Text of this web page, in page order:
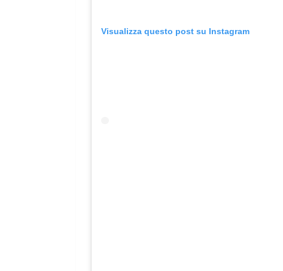
Visualizza questo post su Instagram